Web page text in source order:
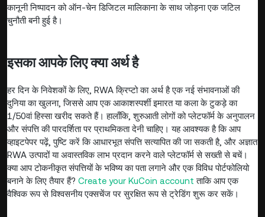
कानूनी निष्पादन को ऑन-चेन डिजिटल मालिकाना के साथ जोड़ना एक जटिल
चुनौती बनी हुई है।
इसका आपके लिए क्या अर्थ है
हर दिन के निवेशकों के लिए, RWA क्रिप्टो का अर्थ है एक नई संभावनाओं की
दुनिया का खुलना, जिससे आप एक आकाशस्पर्शी इमारत या कला के टुकड़े का
1/50वां हिस्सा खरीद सकते हैं। हालाँकि, शुरुआती लोगों को प्लेटफॉर्म के अनुपालन
और संपत्ति की पारदर्शिता पर प्राथमिकता देनी चाहिए। यह आवश्यक है कि आप
व्हाइटपेपर पढ़ें, पुष्टि करें कि आधारभूत संपत्ति सत्यापित की जा सकती है, और अज्ञात
RWA उत्पादों या अवास्तविक लाभ प्रदान करने वाले प्लेटफॉर्म से सख्ती से बचें।
क्या आप टोकनीकृत संपत्तियों के भविष्य का पता लगाने और एक विविध पोर्टफोलियो
बनाने के लिए तैयार हैं? Create your KuCoin accountताकि आप एक
वैश्विक रूप से विश्वसनीय एक्सचेंज पर सुरक्षित रूप से ट्रेडिंग शुरू कर सकें।